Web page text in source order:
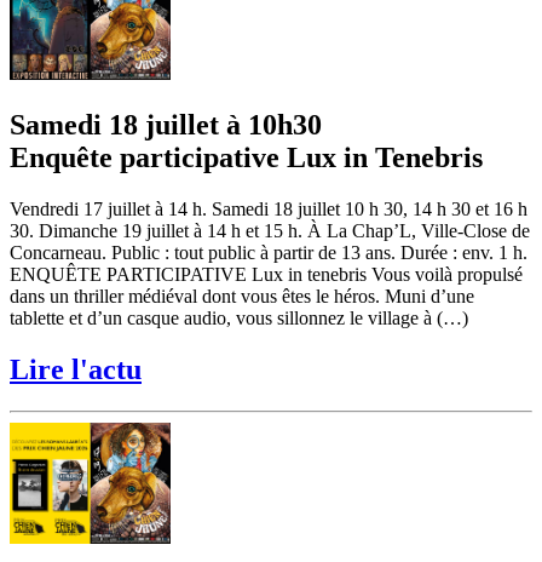
Samedi 18 juillet à 10h30
Enquête participative Lux in Tenebris
Vendredi 17 juillet à 14 h. Samedi 18 juillet 10 h 30, 14 h 30 et 16 h
30. Dimanche 19 juillet à 14 h et 15 h. À La Chap’L, Ville-Close de
Concarneau. Public : tout public à partir de 13 ans. Durée : env. 1 h.
ENQUÊTE PARTICIPATIVE Lux in tenebris Vous voilà propulsé
dans un thriller médiéval dont vous êtes le héros. Muni d’une
tablette et d’un casque audio, vous sillonnez le village à (…)
Lire l'actu